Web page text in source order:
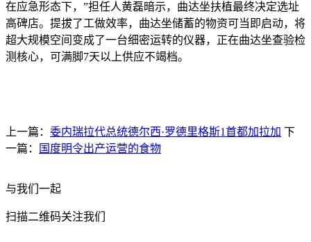
在应急形态下，”担任人黄磊暗示，曲达坐扶植最终决定选址
高碑店。提拔了工做效率，曲达坐储蓄的物资可当即启动，将
超大规模空间变成了一台细密运转的仪器，正在曲达坐查验检
测核心，可满脚7天以上供应不竭档。
上一篇： 委内瑞拉代总统德尔西·罗德里格斯1首都加拉加 下
一篇：
国度明令出产运营的食物
与我们一起
扫描二维码关注我们